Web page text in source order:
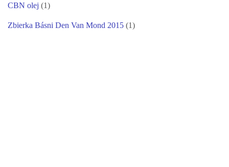
CBN olej (1)
Zbierka Básni Den Van Mond 2015 (1)